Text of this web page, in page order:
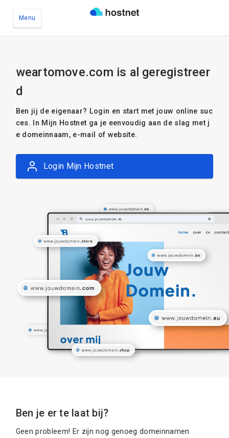
Menu
weartomove.com is al geregistreer
d
Ben jij de eigenaar? Login en start met jouw online suc
ces. In Mijn Hostnet ga je eenvoudig aan de slag met j
e domeinnaam, e-mail of website.
Login Mijn Hostnet
Ben je er te laat bij?
Geen probleem! Er zijn nog genoeg domeinnamen